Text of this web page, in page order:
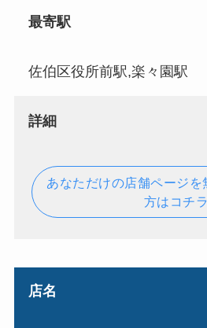
最寄駅
佐伯区役所前駅,楽々園駅
詳細
あなただけの店舗ページを
方はコチラ
店名